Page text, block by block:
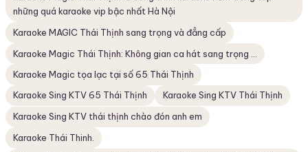
những quá karaoke vip bậc nhất Hà Nội
Karaoke MAGIC Thái Thịnh sang trọng và đẳng cấp
Karaoke Magic Thái Thịnh: Không gian ca hát sang trọng ...
Karaoke Magic tọa lạc tại số 65 Thái Thịnh
Karaoke Sing KTV 65 Thái Thịnh
Karaoke Sing KTV Thái Thịnh
Karaoke Sing KTV thái thịnh chào đón anh em
Karaoke Thái Thinh.